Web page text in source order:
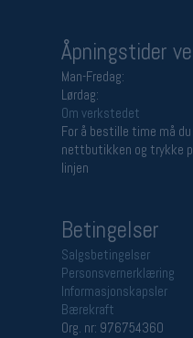
Åpningstider
Man-Fredag:
Lørdag:
Om verkstedet
For å bestille time må
nettbutikken og trykke
linjen
Betingelser
Salgsbetingelser
Personsvernerklæring
Informasjonskapsler
Bærekraft
Org. nr: 976754360